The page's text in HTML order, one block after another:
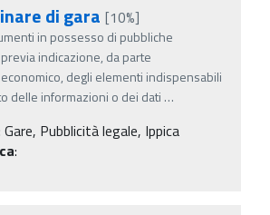
di gara [10%]
in possesso di pubbliche
indicazione, da parte
degli elementi indispensabili
delle informazioni o dei dati …
Gare, Pubblicità legale, Ippica
: